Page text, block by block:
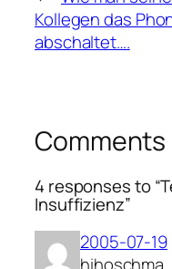
Kollegen das
abschaltet….
Comments
4 responses to
Insuffizienz”
2005-07-19
hihoschma